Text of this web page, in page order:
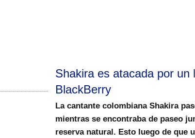
Shakira es atacada por un
BlackBerry
La cantante colombiana Shakira
mientras se encontraba de paseo
reserva natural. Esto luego de que